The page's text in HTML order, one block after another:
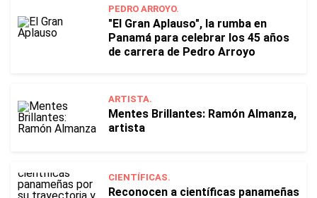
PEDRO ARROYO.
"El Gran Aplauso", la rumba en
Panamá para celebrar los 45 años
de carrera de Pedro Arroyo
ARTISTA.
Mentes Brillantes: Ramón Almanza,
artista
CIENTÍFICAS.
Reconocen a científicas panameñas